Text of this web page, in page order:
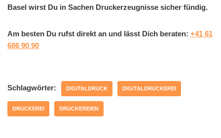
Basel wirst Du in Sachen Druckerzeugnisse sicher fündig.
Am besten Du rufst direkt an und lässt Dich beraten: +41 61
686 90 90
Schlagwörter: DIGITALDRUCK DIGITALDRUCKEREI
DRUCKEREI DRUCKEREIEN